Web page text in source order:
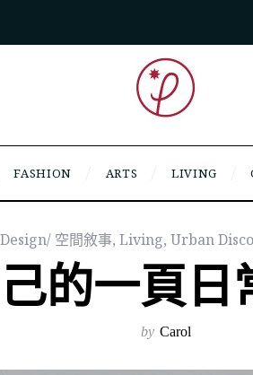
FASHION ARTS LIVING
空間敘事, Living, Urban
的一頁
by Carol